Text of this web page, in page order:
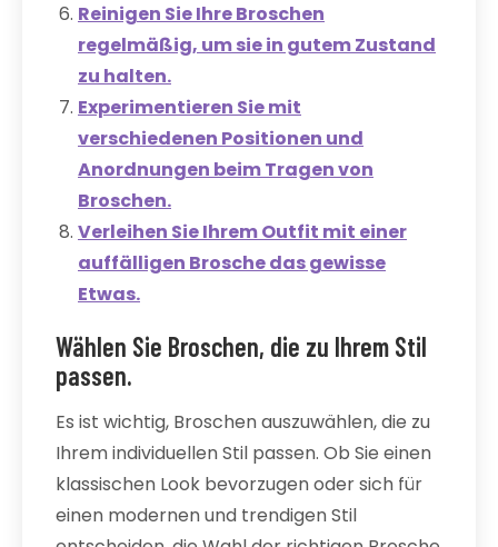
Reinigen Sie Ihre Broschen
regelmäßig, um sie in gutem Zustand
zu halten.
Experimentieren Sie mit
verschiedenen Positionen und
Anordnungen beim Tragen von
Broschen.
Verleihen Sie Ihrem Outfit mit einer
auffälligen Brosche das gewisse
Etwas.
Wählen Sie Broschen, die zu Ihrem Stil
passen.
Es ist wichtig, Broschen auszuwählen, die zu
Ihrem individuellen Stil passen. Ob Sie einen
klassischen Look bevorzugen oder sich für
einen modernen und trendigen Stil